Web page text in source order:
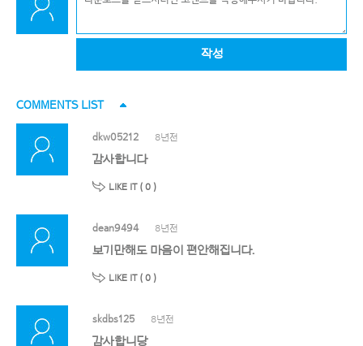
작성
COMMENTS LIST
dkw05212 8년전
감사합니다
LIKE IT ( 0 )
dean9494 8년전
보기만해도 마음이 편안해집니다.
LIKE IT ( 0 )
skdbs125 8년전
감사합니당